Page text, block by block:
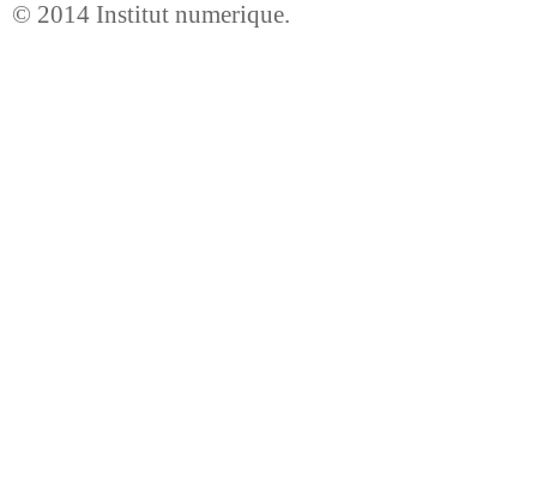
© 2014 Institut numerique.